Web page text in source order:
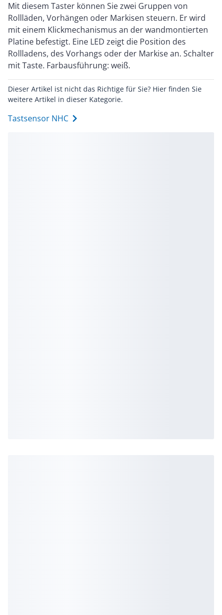
Mit diesem Taster können Sie zwei Gruppen von
Rollläden, Vorhängen oder Markisen steuern. Er wird
mit einem Klickmechanismus an der wandmontierten
Platine befestigt. Eine LED zeigt die Position des
Rollladens, des Vorhangs oder der Markise an. Schalter
mit Taste. Farbausführung: weiß.
Dieser Artikel ist nicht das Richtige für Sie? Hier finden Sie
weitere Artikel in dieser Kategorie.
Tastsensor NHC